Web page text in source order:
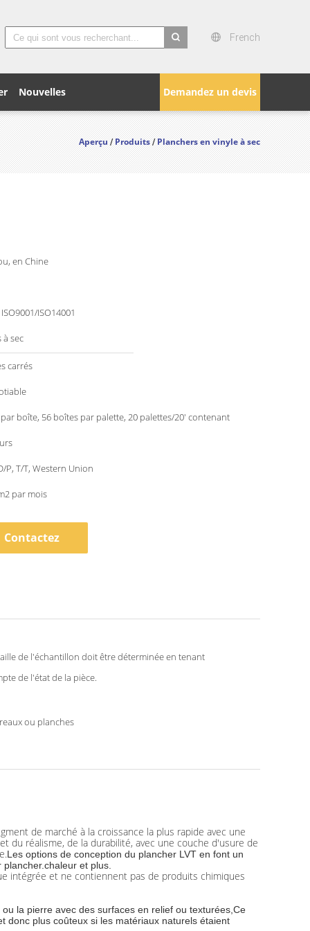
French
Demandez un devis
Nouvelles
Aperçu /Produits/Planchers en vinyle à sec
en Chine
ISO9001/ISO14001
à sec
carrés
boîte, 56 boîtes par palette, 20 palettes/20' contenant
P, T/T, Western Union
par mois
Contactez
de l'échantillon doit être déterminée en tenant
de l'état de la pièce.
ou planches
de marché à la croissance la plus rapide avec une
du réalisme, de la durabilité, avec une couche d'usure de
Les options de conception du plancher LVT en font un
et plus.
intégrée et ne contiennent pas de produits chimiques
la pierre avec des surfaces en relief ou texturées,Ce
donc plus coûteux si les matériaux naturels étaient